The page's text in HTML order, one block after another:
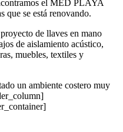
el MED PLAYA
se está renovando.
de llaves en mano
de aislamiento acústico,
muebles, textiles y
un ambiente costero muy